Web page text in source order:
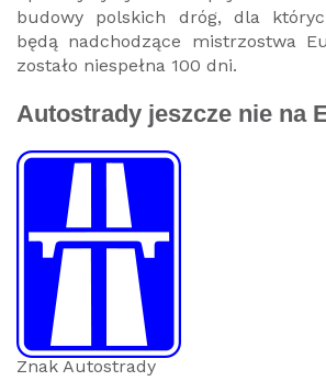
budowy polskich dróg, dla
będą nadchodzące mistrzostwa
zostało niespełna 100 dni.
Autostrady jeszcze nie na
Znak Autostrady